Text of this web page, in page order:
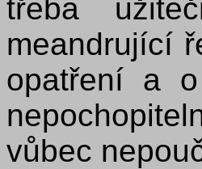
třeba
meandrující
opatření a
vůbec